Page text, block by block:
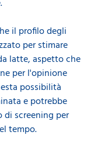
il profilo degli
per stimare
latte, aspetto che
per l'opinione
possibilità
e potrebbe
screening per
tempo.